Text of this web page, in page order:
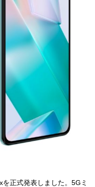
正式発表しました。5Gミ